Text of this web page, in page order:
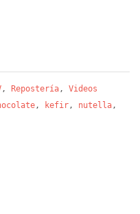
, Repostería , Videos
, kefir , nutella ,